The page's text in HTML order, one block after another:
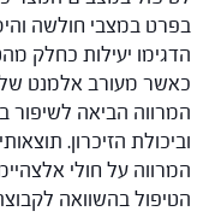
בפרט במצבי חולשה
הדגימו יעילות כחלק
כאשר מעורב אלמנט של
המרווה הביאה לשיפור
וביכולת הזיכרון.
המרווה על חולי
הטיפול בהשוואה